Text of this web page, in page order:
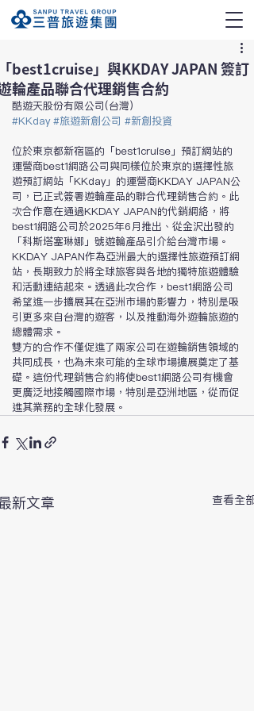
best1cruise」與KKDAY JAPAN 簽訂
輪產品聯合代理銷售合約
酷遊天股份有限公司(台灣)
#KKday #旅遊新創公司 #新創投資
位於東京都新宿區的「best1cruise」預訂網站的
運營商best1網路公司與同樣位於東京的選擇性旅
遊預訂網站「KKday」的運營商KKDAY JAPAN公
司，已正式簽署遊輪產品的聯合代理銷售合約。此
次合作意在通過KKDAY JAPAN的代銷網絡，將
best1網路公司於2025年6月推出、從金沢出發的
「科斯塔塞琳娜」號遊輪產品引介給台灣市場。
KKDAY JAPAN作為亞洲最大的選擇性旅遊預訂網
站，長期致力於將全球旅客與各地的獨特旅遊體驗
和活動連結起來。透過此次合作，best1網路公司
希望進一步擴展其在亞洲市場的影響力，特別是吸
引更多來自台灣的遊客，以及推動海外遊輪旅遊的
總體需求。
雙方的合作不僅促進了兩家公司在遊輪銷售領域的
共同成長，也為未來可能的全球市場擴展奠定了基
礎。這份代理銷售合約將使best1網路公司有機會
更廣泛地接觸國際市場，特別是亞洲地區，從而促
進其業務的全球化發展。
新文章 查看全部